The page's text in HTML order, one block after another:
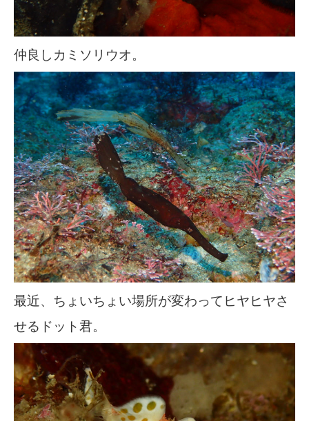
仲良しカミソリウオ。
最近、ちょいちょい場所が変わってヒヤヒヤさ
せるドット君。